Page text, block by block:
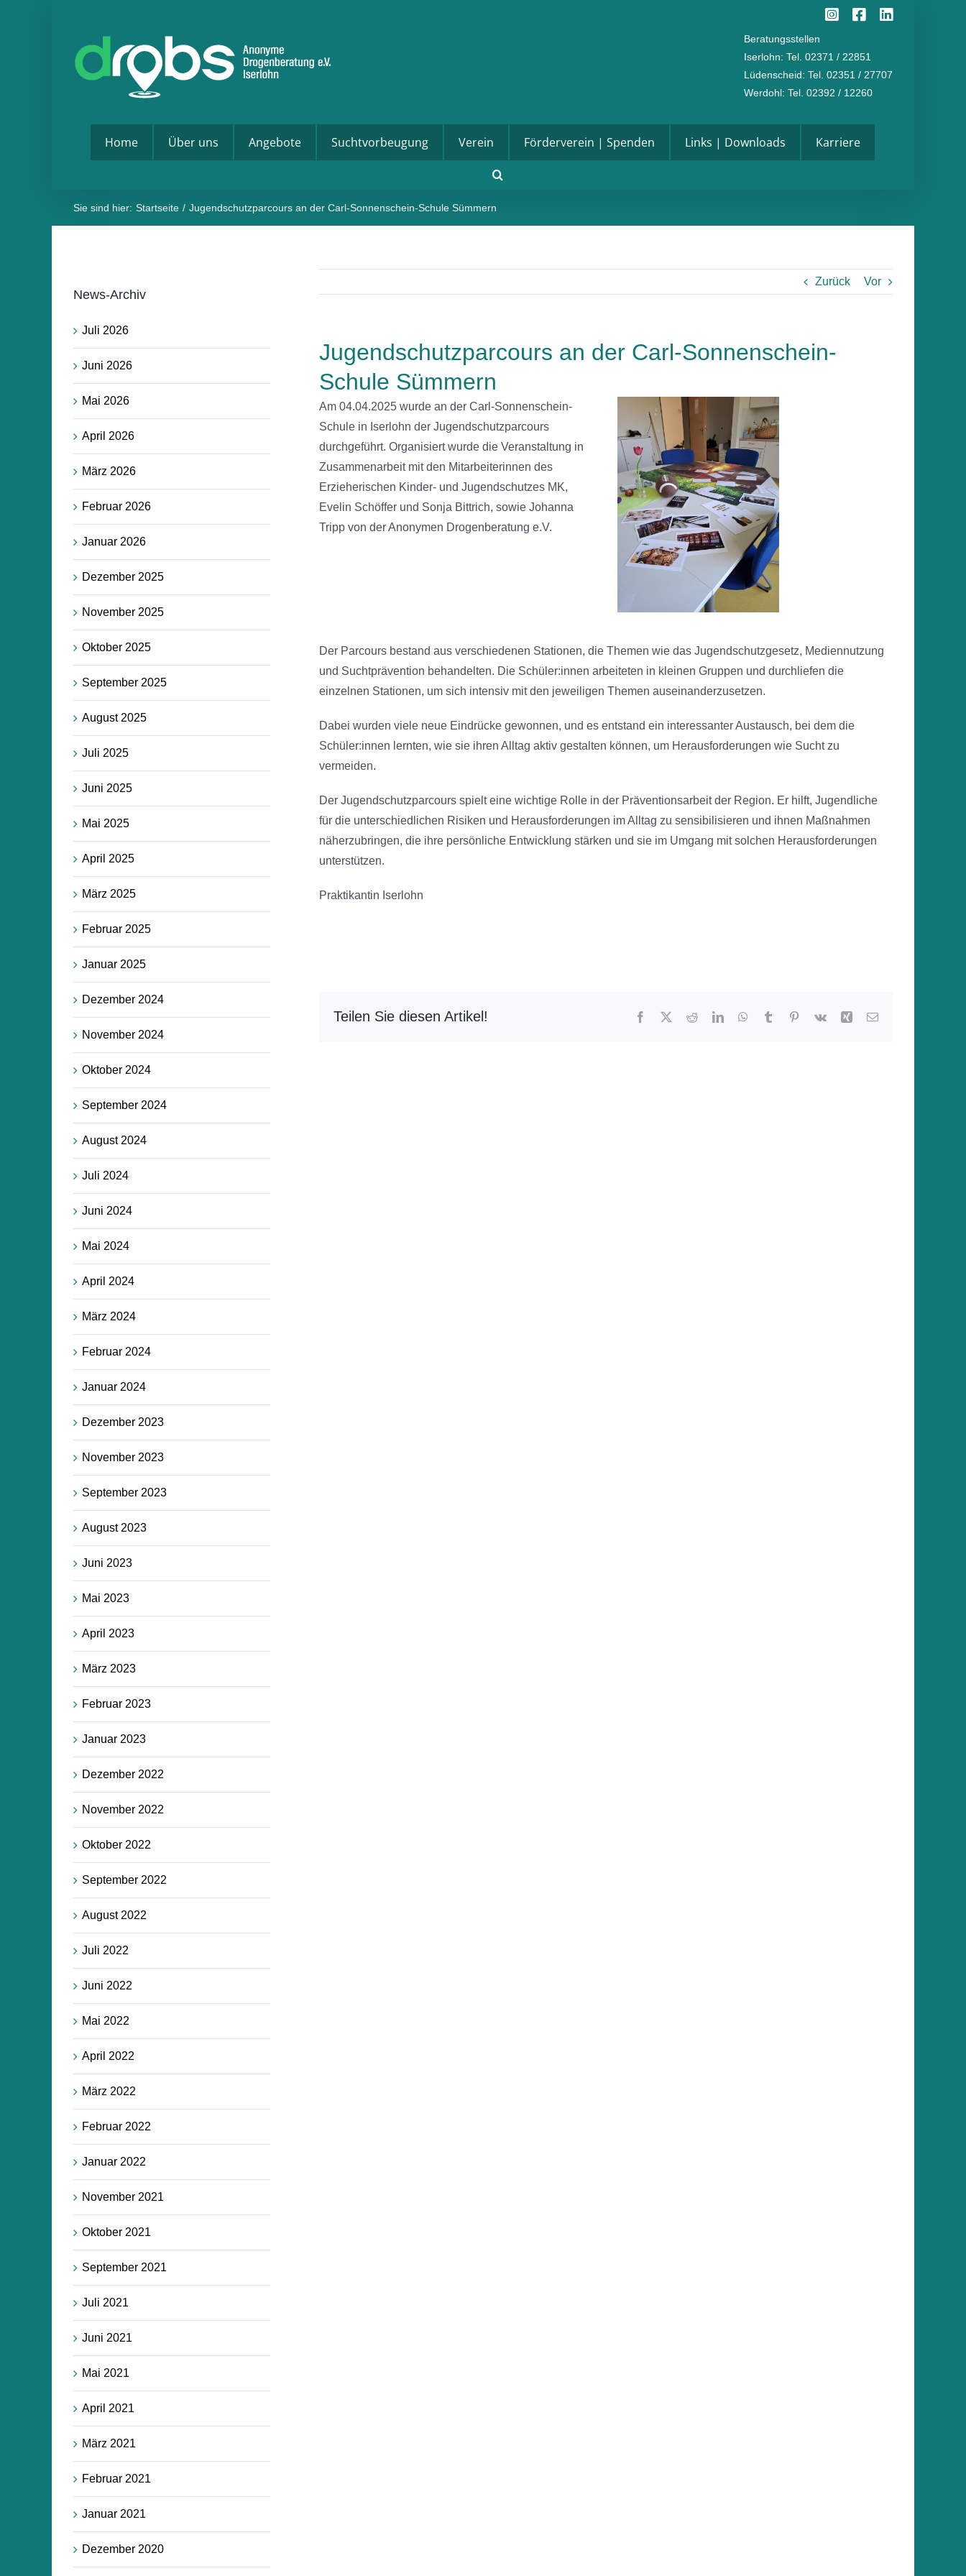
Instagram
Facebook
Beratungsstellen
Iserlohn: Tel. 02371 / 22851
Lüdenscheid: Tel. 02351 / 27707
Werdohl: Tel. 02392 / 12260
Home Über uns Angebote Suchtvorbeugung Verein Förderverein | Spenden Links | Downloads Karriere
Sie sind hier: Startseite Jugendschutzparcours an der Carl-Sonnenschein-Schule Sümmern
Zurück Vor
Jugendschutzparcours an der Carl-Sonnenschein-
Schule Sümmern
Am 04.04.2025 wurde an der Carl-Sonnenschein-
Schule in Iserlohn der Jugendschutzparcours
durchgeführt. Organisiert wurde die Veranstaltung in
Zusammenarbeit mit den Mitarbeiterinnen des
Erzieherischen Kinder- und Jugendschutzes MK,
Evelin Schöffer und Sonja Bittrich, sowie Johanna
Tripp von der Anonymen Drogenberatung e.V.
Der Parcours bestand aus verschiedenen Stationen, die Themen wie das Jugendschutzgesetz, Mediennutzung
und Suchtprävention behandelten. Die Schüler:innen arbeiteten in kleinen Gruppen und durchliefen die
einzelnen Stationen, um sich intensiv mit den jeweiligen Themen auseinanderzusetzen.
Dabei wurden viele neue Eindrücke gewonnen, und es entstand ein interessanter Austausch, bei dem die
Schüler:innen lernten, wie sie ihren Alltag aktiv gestalten können, um Herausforderungen wie Sucht zu
vermeiden.
Der Jugendschutzparcours spielt eine wichtige Rolle in der Präventionsarbeit der Region. Er hilft, Jugendliche
für die unterschiedlichen Risiken und Herausforderungen im Alltag zu sensibilisieren und ihnen Maßnahmen
näherzubringen, die ihre persönliche Entwicklung stärken und sie im Umgang mit solchen Herausforderungen
unterstützen.
Praktikantin Iserlohn
Teilen Sie diesen Artikel! Facebook RedditLinkedInWhatsApp
Tumblr Pinterest
Vk Xing E-
News-Archiv
Juli 2026
Juni 2026
Mai 2026
April 2026
März 2026
Februar 2026
Januar 2026
Dezember 2025
November 2025
Oktober 2025
September 2025
August 2025
Juli 2025
Juni 2025
Mai 2025
April 2025
März 2025
Februar 2025
Januar 2025
Dezember 2024
November 2024
Oktober 2024
September 2024
August 2024
Juli 2024
Juni 2024
Mai 2024
April 2024
März 2024
Februar 2024
Januar 2024
Dezember 2023
November 2023
September 2023
August 2023
Juni 2023
Mai 2023
April 2023
März 2023
Februar 2023
Januar 2023
Dezember 2022
November 2022
Oktober 2022
September 2022
August 2022
Juli 2022
Juni 2022
Mai 2022
April 2022
März 2022
Februar 2022
Januar 2022
November 2021
Oktober 2021
September 2021
Juli 2021
Juni 2021
Mai 2021
April 2021
März 2021
Februar 2021
Januar 2021
Dezember 2020